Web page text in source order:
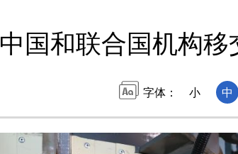
中国和联合国机构
字体： 小 中